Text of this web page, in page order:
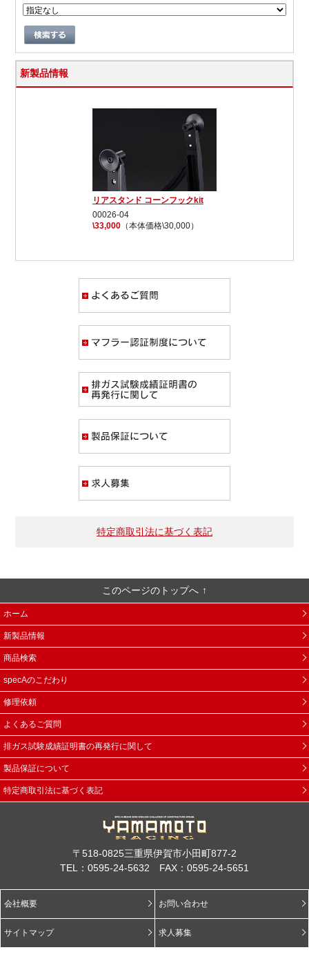
新製品情報
リアスタンド コーンフックkit
00026-04
\33,000（本体価格\30,000）
特定商取引法に基づく表記
このページのトップへ
ホーム
新製品情報
商品検索
specAのこだわり
修理依頼
よくあるご質問
排ガス試験成績証明書の再発行に関して
製品保証について
特定商取引法に基づく表記
〒518-0825三重県伊賀市小田町877-2
TEL：0595-24-5632 FAX：0595-24-5651
会社概要 お問い合わせ
サイトマップ 求人募集